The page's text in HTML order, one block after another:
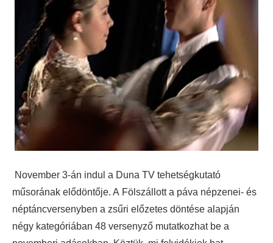
November 3-án indul a Duna TV tehetségkutató
műsorának elődöntője. A Fölszállott a páva népzenei- és
néptáncversenyben a zsűri előzetes döntése alapján
négy kategóriában 48 versenyző mutatkozhat be a